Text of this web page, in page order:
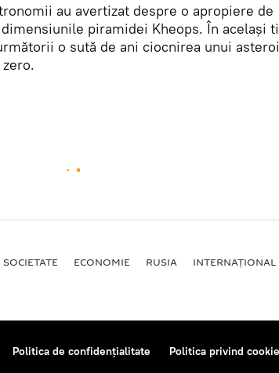
au avertizat despre o apropiere de
piramidei Kheops. În același
o sută de ani ciocnirea unui
SOCIETATE ECONOMIE RUSIA INTERNAŢIONAL
Politica de confidențialitate Politica privind